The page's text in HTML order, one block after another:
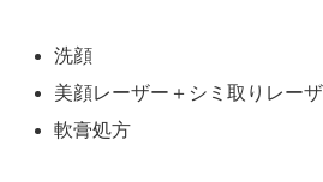
洗顔
美顔レーザー＋シミ取りレー
軟膏処方